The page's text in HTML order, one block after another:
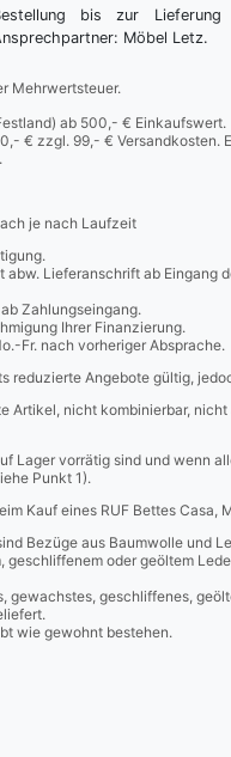
bis zur
Möbel Letz.
Mehrwertsteuer.
ab 500,- € Einkaufswert.
€ zzgl. 99,- € Versandkosten.
je nach Laufzeit
abw. Lieferanschrift ab Eingang
Zahlungseingang.
Ihrer Finanzierung.
Fr. nach vorheriger Absprache.
reduzierte Angebote gültig,
Artikel, nicht kombinierbar,
Lager vorrätig sind und wenn
Punkt 1).
Kauf eines RUF Bettes Casa,
Bezüge aus Baumwolle und
geschliffenem oder geöltem
gewachstes, geschliffenes,
wie gewohnt bestehen.